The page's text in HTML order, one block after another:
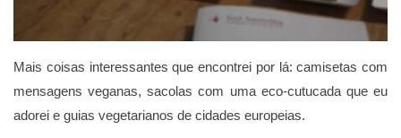
Mais coisas interessantes que encontrei por lá: camisetas com
mensagens veganas, sacolas com uma eco-cutucada que eu
adorei e guias vegetarianos de cidades europeias.